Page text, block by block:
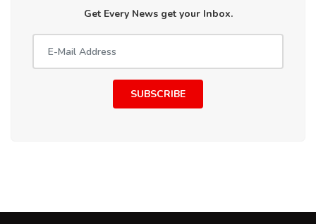
Get Every News get your Inbox.
SUBSCRIBE